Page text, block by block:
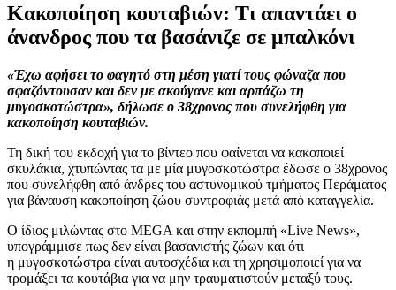
Κακοποίηση κουταβιών: Τι απαντάει ο
άνανδρος που τα βασάνιζε σε μπαλκόνι
«Έχω αφήσει το φαγητό στη μέση γιατί τους φώναζα που
σφαζόντουσαν και δεν με ακούγανε και αρπάζω τη
μυγοσκοτώστρα», δήλωσε ο 38χρονος που συνελήφθη για
κακοποίηση κουταβιών.
Τη δική του εκδοχή για το βίντεο που φαίνεται να κακοποιεί
σκυλάκια, χτυπώντας τα με μία μυγοσκοτώστρα έδωσε ο 38χρονος
που συνελήφθη από άνδρες του αστυνομικού τμήματος Περάματος
για βάναυση κακοποίηση ζώου συντροφιάς μετά από καταγγελία.
Ο ίδιος μιλώντας στο MEGA και στην εκπομπή «Live News»,
υπογράμμισε πως δεν είναι βασανιστής ζώων και ότι
η μυγοσκοτώστρα είναι αυτοσχέδια και τη χρησιμοποιεί για να
τρομάξει τα κουτάβια για να μην τραυματιστούν μεταξύ τους.